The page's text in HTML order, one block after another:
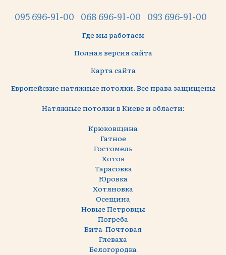
095 696-91-00 068 696-91-00 093 696-91-00
Где мы работаем
Полная версия сайта
Карта сайта
Европейские натяжные потолки. Все права защищены
Натяжные потолки в Киеве и области:
Крюковщина
Гатное
Гостомель
Хотов
Тарасовка
Юровка
Хотяновка
Осещина
Новые Петровцы
Погреба
Вита-Почтовая
Глеваха
Белогородка